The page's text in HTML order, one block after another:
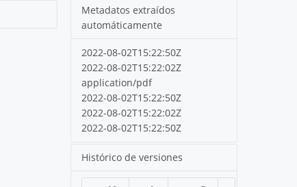
Metadatos extraídos
automáticamente
2022-08-02T15:22:50Z
2022-08-02T15:22:02Z
application/pdf
2022-08-02T15:22:50Z
2022-08-02T15:22:02Z
2022-08-02T15:22:50Z
Histórico de versiones